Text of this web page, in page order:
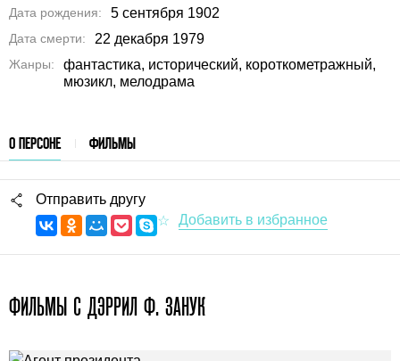
Дата рождения 5 сентября 1902
Дата смерти 22 декабря 1979
Жанры
фантастика, исторический, короткометражный,
мюзикл, мелодрама
О ПЕРСОНЕ ФИЛЬМЫ
Отправить другу
ФИЛЬМЫ С ДЭРРИЛ Ф. ЗАНУК